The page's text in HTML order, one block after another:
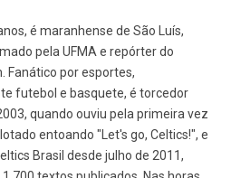
é maranhense de São Luís,
pela UFMA e repórter do
Fanático por esportes,
futebol e basquete, é torcedor
quando ouviu pela primeira vez
entoando "Let's go, Celtics!", e
Brasil desde julho de 2011,